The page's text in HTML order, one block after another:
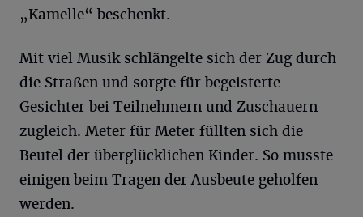
„Kamelle“ beschenkt.
Mit viel Musik schlängelte sich der Zug durch
die Straßen und sorgte für begeisterte
Gesichter bei Teilnehmern und Zuschauern
zugleich. Meter für Meter füllten sich die
Beutel der überglücklichen Kinder. So musste
einigen beim Tragen der Ausbeute geholfen
werden.